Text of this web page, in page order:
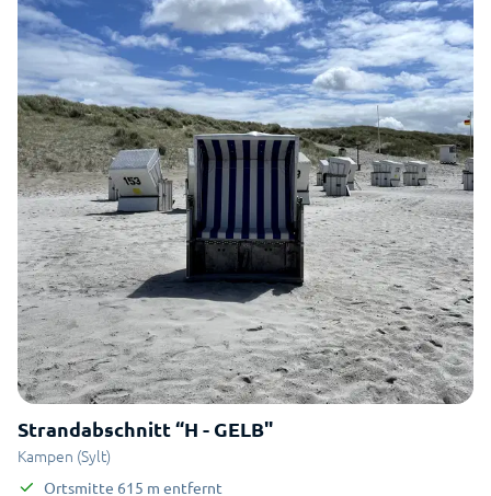
Strandabschnitt “H - GELB"
Kampen (Sylt)
Ortsmitte 615 m entfernt